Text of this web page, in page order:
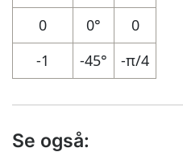
0
0°
0
-1
-45° -π/4
Se også: